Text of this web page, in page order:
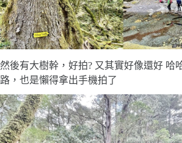
然後有大樹幹，好拍? 又其實好像還好 哈
路，也是懶得拿出手機拍了